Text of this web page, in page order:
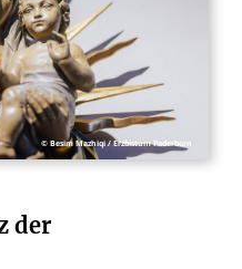
© Besim Mazhiqi / Erzbistum Paderborn
der